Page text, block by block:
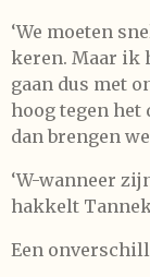
‘We moeten
keren. Maar ik
gaan dus met
hoog tegen het
dan brengen
‘W-wanneer
hakkelt
Een